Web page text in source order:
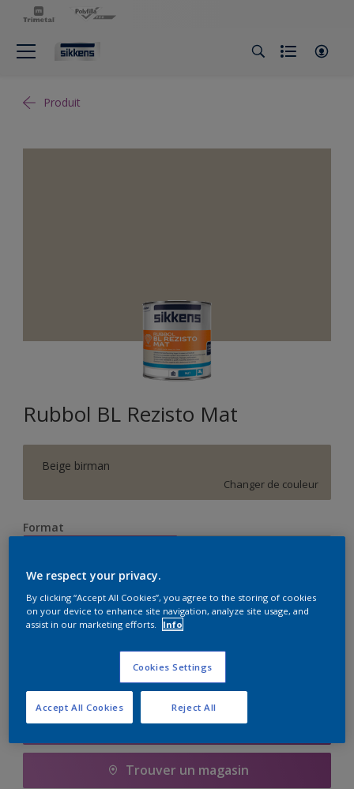
Produit
Rubbol BL Rezisto Mat
Beige birman
Changer de couleur
Format
Quantité Calculateur de peinture
Ajouter à la liste d’achats
Trouver un magasin
We respect your privacy.
By clicking “Accept All Cookies”, you agree to the storing of cookies
on your device to enhance site navigation, analyze site usage, and
assist in our marketing efforts.
Info
Cookies Settings
Reject All
Accept All Cookies